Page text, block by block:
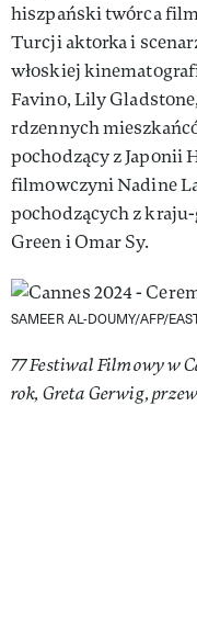
hiszpański twórca
Turcji aktorka i
włoskiej
Favino, Lily
rdzennych
pochodzący z Japonii
filmowczyni Nadine
pochodzących z
Green i Omar Sy.
SAMEER AL-DOUMY/AFP/
77 Festiwal Filmowy w
rok, Greta Gerwig,